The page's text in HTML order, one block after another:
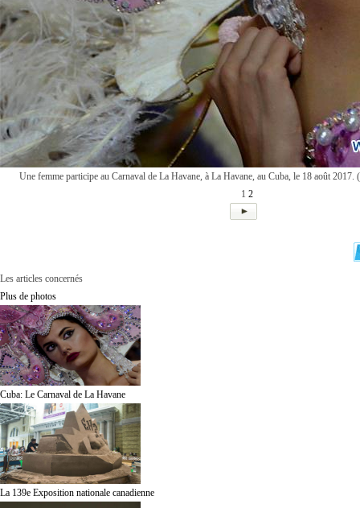
Une femme participe au Carnaval de La Havane, à La Havane, au Cuba, le 18 août
1 2
Les articles concernés
Plus de photos
Cuba: Le Carnaval de La Havane
La 139e Exposition nationale canadienne